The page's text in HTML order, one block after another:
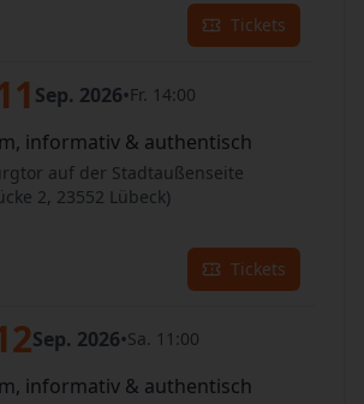
Tickets
Sep. 2026•Fr. 14:00
informativ & authentisch
auf der Stadtaußenseite
2, 23552 Lübeck)
Tickets
Sep. 2026•Sa. 11:00
informativ & authentisch